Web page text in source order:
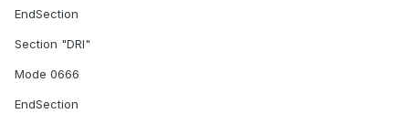
EndSection
Section "DRI"
Mode 0666
EndSection